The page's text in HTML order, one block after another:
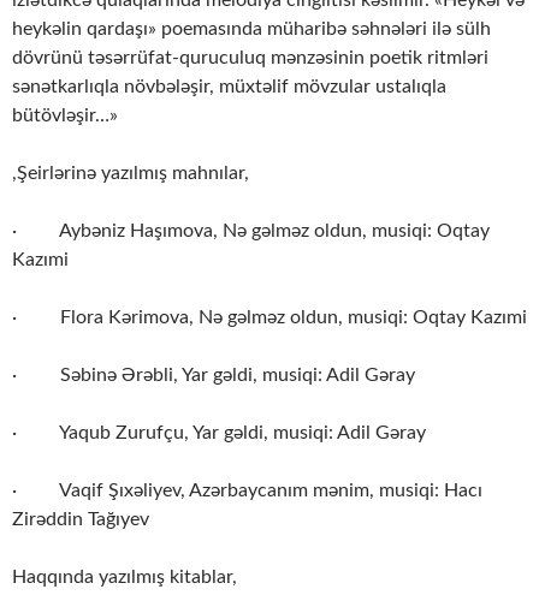
heykəlin qardaşı» poemasında müharibə səhnələri ilə sülh
dövrünü təsərrüfat-quruculuq mənzəsinin poetik ritmləri
sənətkarlıqla növbələşir, müxtəlif mövzular ustalıqla
bütövləşir…»
,Şeirlərinə yazılmış mahnılar,
· Aybəniz Haşımova, Nə gəlməz oldun, musiqi: Oqtay
Kazımi
· Flora Kərimova, Nə gəlməz oldun, musiqi: Oqtay Kazımi
· Səbinə Ərəbli, Yar gəldi, musiqi: Adil Gəray
· Yaqub Zurufçu, Yar gəldi, musiqi: Adil Gəray
· Vaqif Şıxəliyev, Azərbaycanım mənim, musiqi: Hacı
Zirəddin Tağıyev
Haqqında yazılmış kitablar,